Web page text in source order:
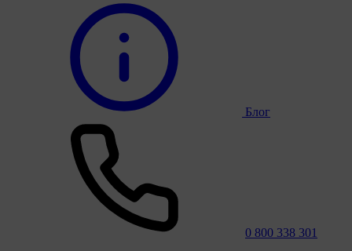
Блог
0 800 338 301